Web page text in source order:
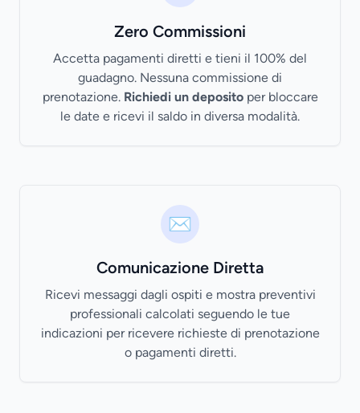
Zero Commissioni
Accetta pagamenti diretti e tieni il 100% del
guadagno. Nessuna commissione di
prenotazione. Richiedi un depositoper bloccare
le date e ricevi il saldo in diversa modalità.
✉️
Comunicazione Diretta
Ricevi messaggi dagli ospiti e mostra preventivi
professionali calcolati seguendo le tue
indicazioni per ricevere richieste di prenotazione
o pagamenti diretti.